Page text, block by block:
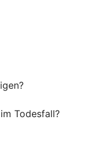
Todesfall?